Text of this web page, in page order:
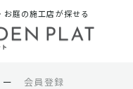
庭の施工店が探せる
ー 会員登録